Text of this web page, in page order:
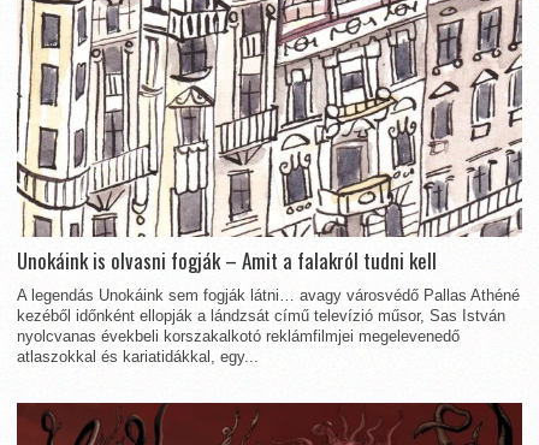
Unokáink is olvasni fogják – Amit a falakról tudni kell
A legendás Unokáink sem fogják látni… avagy városvédő Pallas Athéné
kezéből időnként ellopják a lándzsát című televízió műsor, Sas István
nyolcvanas évekbeli korszakalkotó reklámfilmjei megelevenedő
atlaszokkal és kariatidákkal, egy...